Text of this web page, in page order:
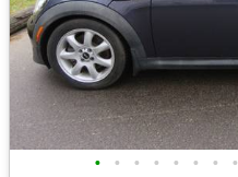
• • • • • • • •